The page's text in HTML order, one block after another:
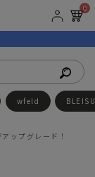
0
wfeld
ップグレード！